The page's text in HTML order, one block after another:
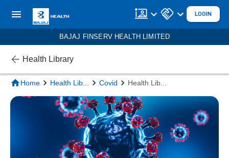
LOGIN
BAJAJ FINSERV HEALTH LIMITED
Health Library
Home Health Lib Covid Health Lib